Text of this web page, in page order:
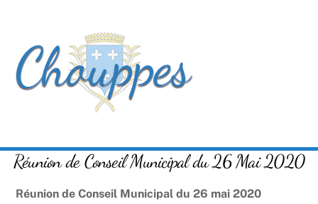
content
Réunion de Conseil Municipal du 26 Mai 2020
Réunion de Conseil Municipal du 26 mai 2020